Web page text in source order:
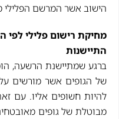
הישוב אשר המרשם הפלילי
מחיקת רישום פלילי לפי
התיישנות
ברגע שמתיישנת הרשעה,
של הגופים אשר מורשים על
להיות חשופים אליו. עם
מבוטלת של גופים